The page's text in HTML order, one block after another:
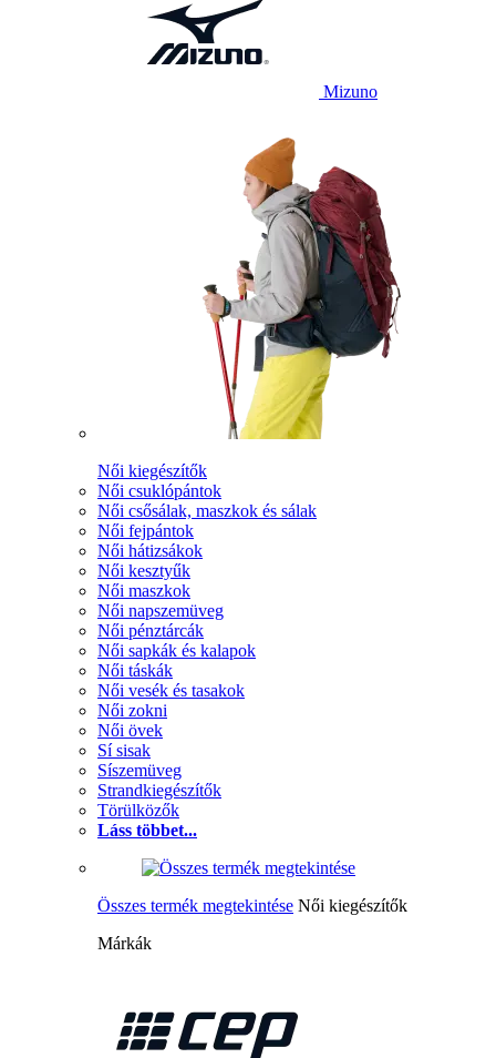
Mizuno
Női kiegészítők
Női csuklópántok
Női csősálak, maszkok és sálak
Női fejpántok
Női hátizsákok
Női kesztyűk
Női maszkok
Női napszemüveg
Női pénztárcák
Női sapkák és kalapok
Női táskák
Női vesék és tasakok
Női zokni
Női övek
Sí sisak
Síszemüveg
Strandkiegészítők
Törülközők
Láss többet...
Összes termék megtekintése Női kiegészítők
Márkák